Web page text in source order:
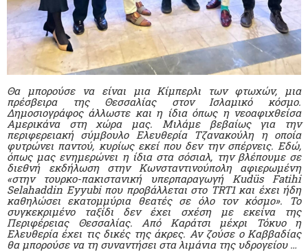
Θα μπορούσε να είναι μια Κίμπερλι των φτωχών, μια
πρέσβειρα της Θεσσαλίας στον Ισλαμικό κόσμο.
Δημοσιογράφος άλλωστε και η ίδια όπως η νεοαφιχθείσα
Αμερικάνα στη χώρα μας. Μιλάμε βεβαίως για την
περιφερειακή σύμβουλο Ελευθερία Τζανακούλη η οποία
φυτρώνει παντού, κυρίως εκεί που δεν την σπέρνεις. Εδώ,
όπως μας ενημερώνει η ίδια στα σόσιαλ, την βλέπουμε σε
διεθνή εκδήλωση στην Κωνσταντινούπολη αφιερωμένη
«στην τουρκο-πακιστανική υπερπαραγωγή Kudüs Fatihi
Selahaddin Eyyubi που προβάλλεται στο TRT1 και έχει ήδη
καθηλώσει εκατομμύρια θεατές σε όλο τον κόσμο». To
συγκεκριμένο ταξίδι δεν έχει σχέση με εκείνα της
Περιφέρειας Θεσσαλίας. Από Καράτσι μέχρι Τόκυο η
Ελευθερία έχει τις δικές της άκρες. Αν ζούσε ο Καββαδίας
θα μπορούσε να τη συναντήσει στα λιμάνια της υδρογείου …